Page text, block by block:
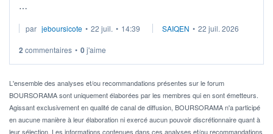
via un ETF plutôt que des actions individuelles.
Idéalement, je voudrais qu'il soit éligible au PEA.
Pour l' ...
par jeboursicote • 22 juil. • 14:39 SAIQEN • 22 juil. 2026
2 commentaires • 0j'aime
L'ensemble des analyses et/ou recommandations présentes sur le forum
BOURSORAMA sont uniquement élaborées par les membres qui en sont émetteurs.
Agissant exclusivement en qualité de canal de diffusion, BOURSORAMA n'a participé
en aucune manière à leur élaboration ni exercé aucun pouvoir discrétionnaire quant à
leur sélection. Les informations contenues dans ces analyses et/ou recommandations